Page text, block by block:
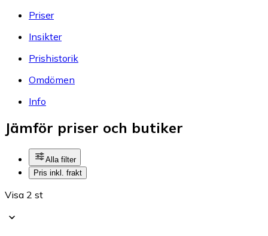
Priser
Insikter
Prishistorik
Omdömen
Info
Jämför priser och butiker
Alla filter
Pris inkl. frakt
Visa 2 st